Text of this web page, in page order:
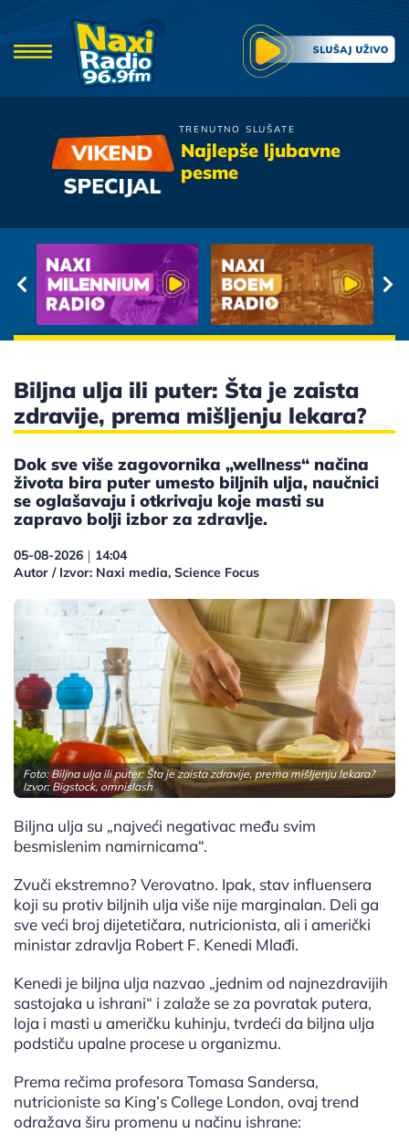
TRENUTNO SLUŠATE
Najlepše ljubavne
pesme
Bijelo Dugme
Ako Ima Boga
Biljna ulja ili puter: Šta je zaista
zdravije, prema mišljenju lekara?
Dok sve više zagovornika „wellness“ načina
života bira puter umesto biljnih ulja, naučnici
se oglašavaju i otkrivaju koje masti su
zapravo bolji izbor za zdravlje.
05-08-2026 | 14:04
Autor / Izvor: Naxi media, Science Focus
Foto: Biljna ulja ili puter: Šta je zaista zdravije, prema mišljenju lekara?
Izvor: Bigstock, omnislash
Biljna ulja su „najveći negativac među svim
besmislenim namirnicama“.
Zvuči ekstremno? Verovatno. Ipak, stav influensera
koji su protiv biljnih ulja više nije marginalan. Deli ga
sve veći broj dijetetičara, nutricionista, ali i američki
ministar zdravlja Robert F. Kenedi Mlađi.
Kenedi je biljna ulja nazvao „jednim od najnezdravijih
sastojaka u ishrani“ i zalaže se za povratak putera,
loja i masti u američku kuhinju, tvrdeći da biljna ulja
podstiču upalne procese u organizmu.
Prema rečima profesora Tomasa Sandersa,
nutricioniste sa King’s College London, ovaj trend
odražava širu promenu u načinu ishrane: